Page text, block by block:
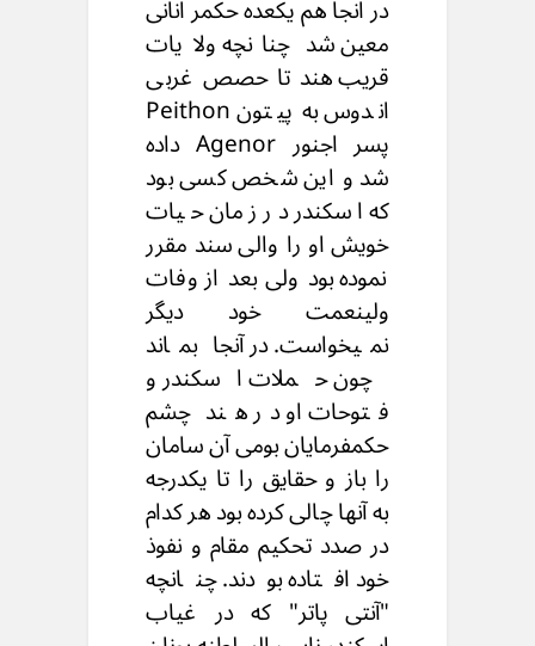
در انجا هم یکعده حکمر انانی
معین شد چنانچه ولایات
قریب هند تا حصص غربی
اندوس به پیتون Peithon
پسر اجنور Agenor داده
شد و این شخص کسی بود
که اسکندر در زمان حیات
خویش او را والی سند مقرر
نموده بود ولی بعد از وفات
ولینعمت خود دیگر
نمیخواست. در آنجا بماند
چون حملات اسکندر و
فتوحات او در هند چشم
حکمفرمایان بومی آن سامان
را باز و حقایق را تا یکدرجه
به آنها چالی کرده بود هر کدام
در صدد تحکیم مقام و نفوذ
خود افتاده بودند. چنانچه
"آنتی پاتر" که در غیاب